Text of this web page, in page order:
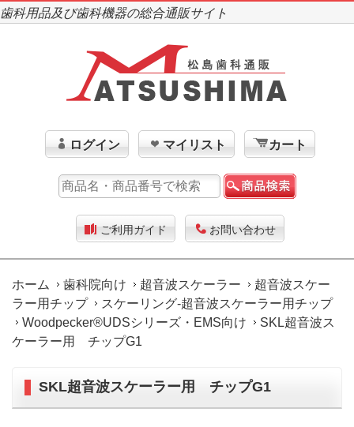
歯科用品及び歯科機器の総合通販サイト
ログイン マイリスト カート
ご利用ガイド お問い合わせ
ホーム 歯科院向け 超音波スケーラー
超音波スケー
ラー用チップ
スケーリング-超音波スケーラー用チップ
Woodpecker®UDSシリーズ・EMS向け
SKL超音波ス
ケーラー用 チップG1
SKL超音波スケーラー用 チップG1